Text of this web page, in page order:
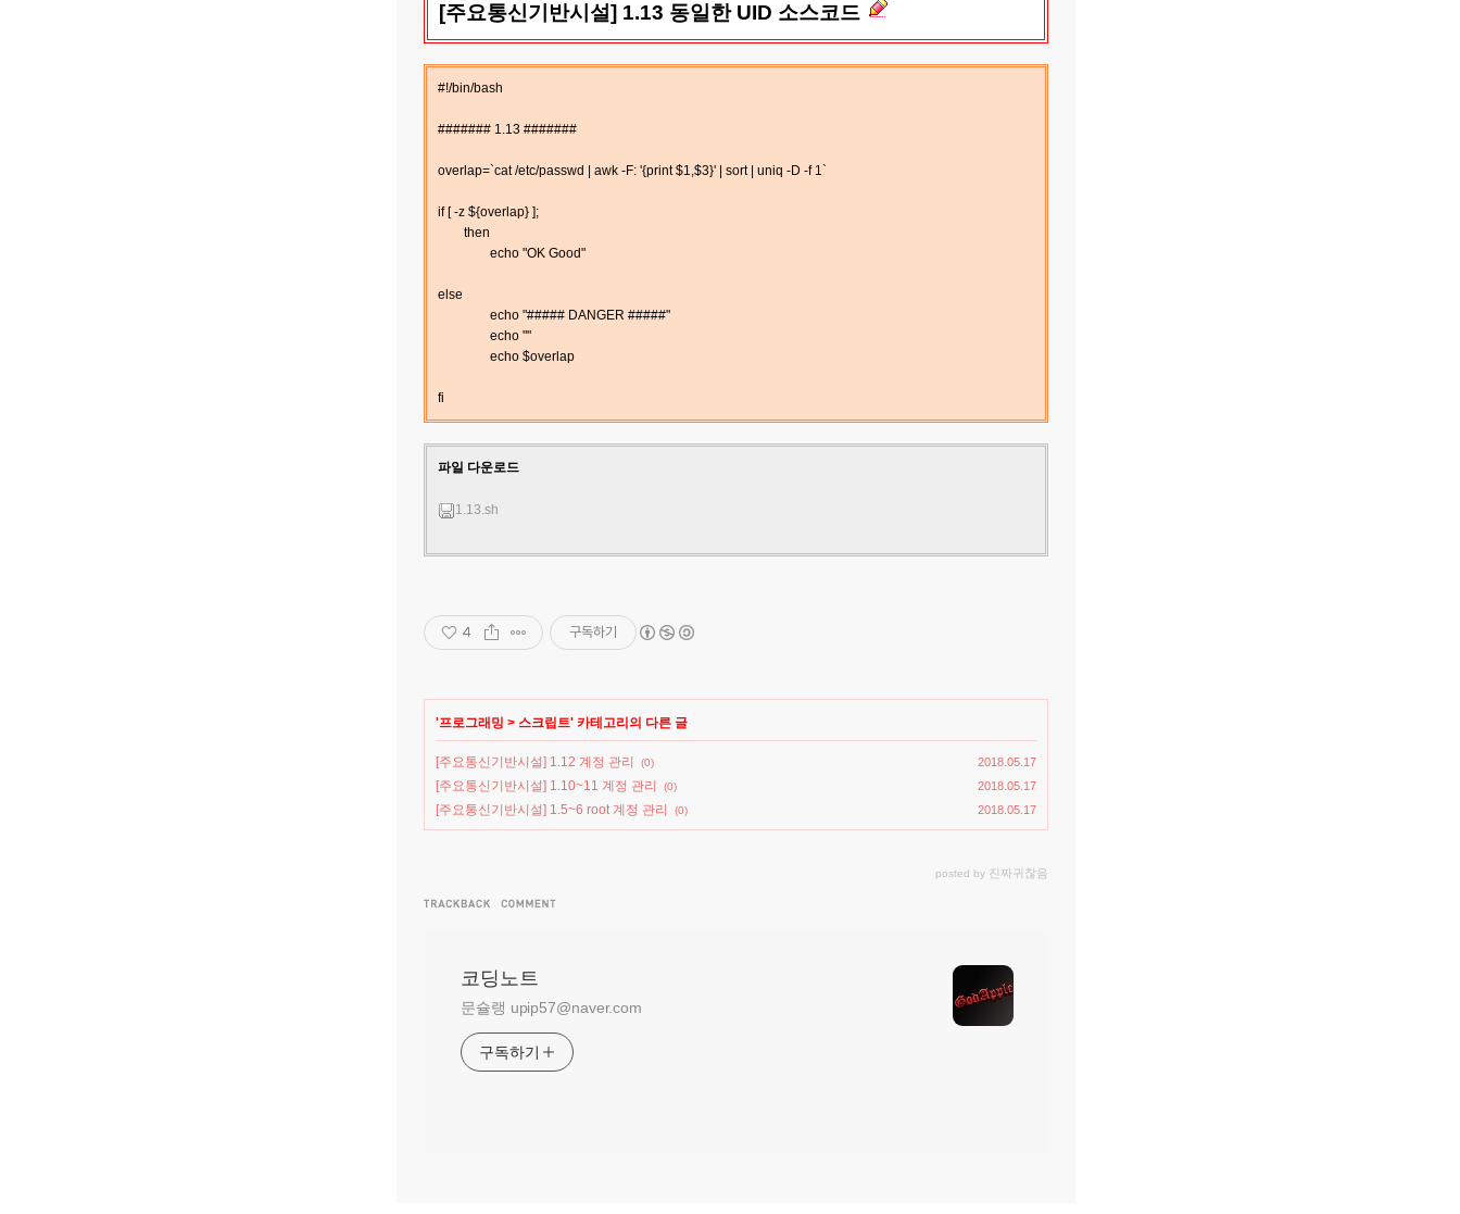
[주요통신기반시설] 1.13 동일한 UID 소스코드
#!/bin/bash
####### 1.13 #######
overlap=`cat /etc/passwd | awk -F: '{print $1,$3}' | sort | uniq -D -f 1`
if [ -z ${overlap} ];
then
echo "OK Good"
else
echo "##### DANGER #####"
echo ""
echo $overlap
fi
파일 다운로드
1.13.sh
4 구독하기
'프로그래밍 > 스크립트' 카테고리의 다른 글
[주요통신기반시설] 1.12 계정 관리 (0) 2018.05.17
[주요통신기반시설] 1.10~11 계정 관리 (0) 2018.05.17
[주요통신기반시설] 1.5~6 root 계정 관리 (0) 2018.05.17
posted by 진짜귀찮음
코딩노트
문슐랭 upip57@naver.com
구독하기